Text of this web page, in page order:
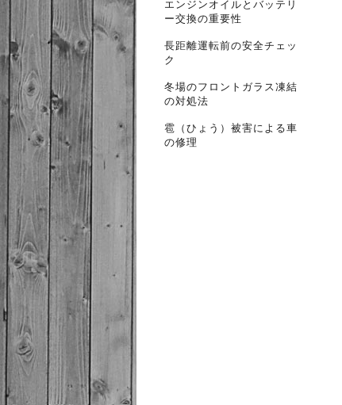
エンジンオイルとバッテリ
ー交換の重要性
長距離運転前の安全チェッ
ク
冬場のフロントガラス凍結
の対処法
雹（ひょう）被害による車
の修理